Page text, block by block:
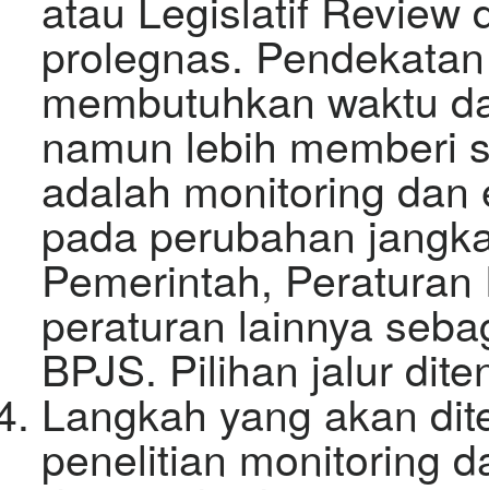
prolegnas.
membutuhkan waktu
namun lebih memberi
adalah monitoring
pada perubahan
Pemerintah,
peraturan lainnya
BPJS. Pilihan jalur
Langkah yang akan
penelitian monitoring